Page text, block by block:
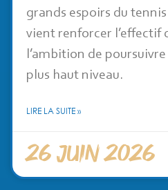
grands espoirs du
vient renforcer l’effectif
l’ambition de
plus haut niveau.
LIRE LA SUITE »
26 juin 2026